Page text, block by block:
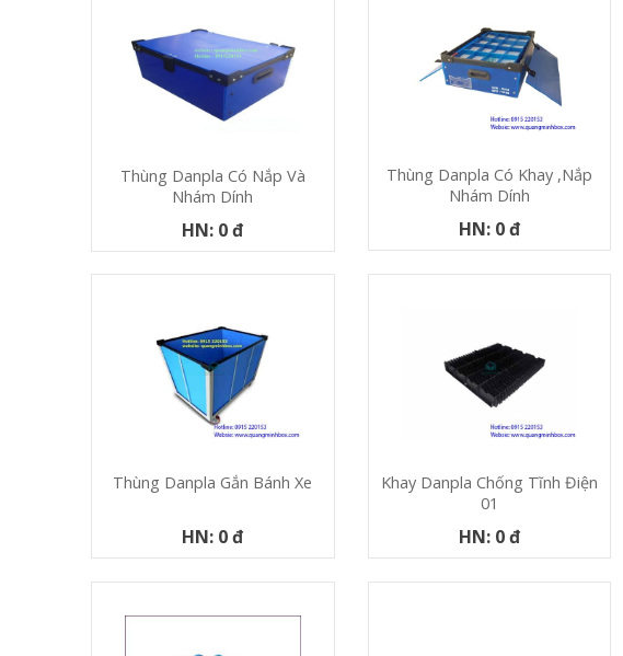
Thùng Danpla Có Nắp Và
Nhám Dính
HN: 0 đ
Thùng Danpla Có Khay ,nắp
Nhám Dính
HN: 0 đ
Thùng Danpla Gắn Bánh Xe
HN: 0 đ
Khay Danpla Chống Tĩnh Điện
01
HN: 0 đ